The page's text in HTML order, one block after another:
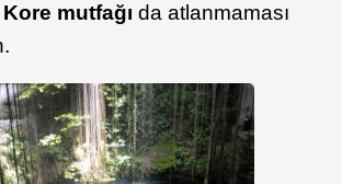
Kore mutfağı da atlanmaması